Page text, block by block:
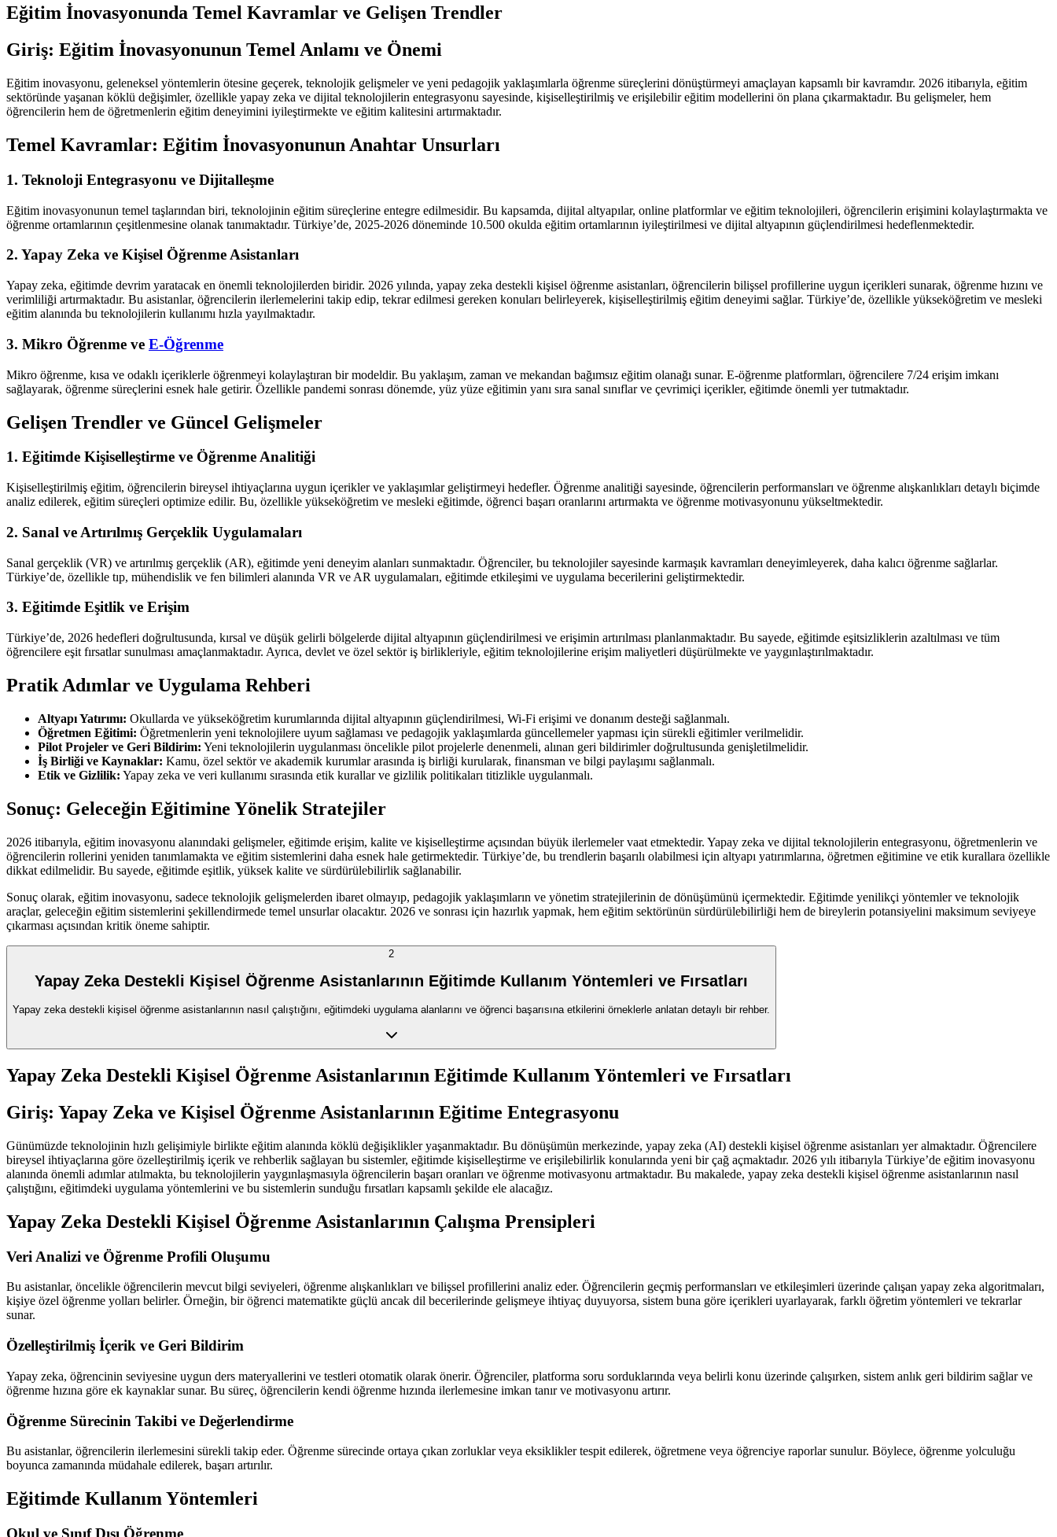
Eğitim İnovasyonunda Temel Kavramlar ve Gelişen Trendler
Giriş: Eğitim İnovasyonunun Temel Anlamı ve Önemi
Eğitim inovasyonu, geleneksel yöntemlerin ötesine geçerek, teknolojik gelişmeler ve yeni pedagojik yaklaşımlarla öğrenme süreçlerini dönüştürmeyi amaçlayan kapsamlı bir kavramdır. 2026 itibarıyla, eğitim
sektöründe yaşanan köklü değişimler, özellikle yapay zeka ve dijital teknolojilerin entegrasyonu sayesinde, kişiselleştirilmiş ve erişilebilir eğitim modellerini ön plana çıkarmaktadır. Bu gelişmeler, hem
öğrencilerin hem de öğretmenlerin eğitim deneyimini iyileştirmekte ve eğitim kalitesini artırmaktadır.
Temel Kavramlar: Eğitim İnovasyonunun Anahtar Unsurları
1. Teknoloji Entegrasyonu ve Dijitalleşme
Eğitim inovasyonunun temel taşlarından biri, teknolojinin eğitim süreçlerine entegre edilmesidir. Bu kapsamda, dijital altyapılar, online platformlar ve eğitim teknolojileri, öğrencilerin erişimini kolaylaştırmakta ve
öğrenme ortamlarının çeşitlenmesine olanak tanımaktadır. Türkiye’de, 2025-2026 döneminde 10.500 okulda eğitim ortamlarının iyileştirilmesi ve dijital altyapının güçlendirilmesi hedeflenmektedir.
2. Yapay Zeka ve Kişisel Öğrenme Asistanları
Yapay zeka, eğitimde devrim yaratacak en önemli teknolojilerden biridir. 2026 yılında, yapay zeka destekli kişisel öğrenme asistanları, öğrencilerin bilişsel profillerine uygun içerikleri sunarak, öğrenme hızını ve
verimliliği artırmaktadır. Bu asistanlar, öğrencilerin ilerlemelerini takip edip, tekrar edilmesi gereken konuları belirleyerek, kişiselleştirilmiş eğitim deneyimi sağlar. Türkiye’de, özellikle yükseköğretim ve mesleki
eğitim alanında bu teknolojilerin kullanımı hızla yayılmaktadır.
3. Mikro Öğrenme ve E-Öğrenme
Mikro öğrenme, kısa ve odaklı içeriklerle öğrenmeyi kolaylaştıran bir modeldir. Bu yaklaşım, zaman ve mekandan bağımsız eğitim olanağı sunar. E-öğrenme platformları, öğrencilere 7/24 erişim imkanı
sağlayarak, öğrenme süreçlerini esnek hale getirir. Özellikle pandemi sonrası dönemde, yüz yüze eğitimin yanı sıra sanal sınıflar ve çevrimiçi içerikler, eğitimde önemli yer tutmaktadır.
Gelişen Trendler ve Güncel Gelişmeler
1. Eğitimde Kişiselleştirme ve Öğrenme Analitiği
Kişiselleştirilmiş eğitim, öğrencilerin bireysel ihtiyaçlarına uygun içerikler ve yaklaşımlar geliştirmeyi hedefler. Öğrenme analitiği sayesinde, öğrencilerin performansları ve öğrenme alışkanlıkları detaylı biçimde
analiz edilerek, eğitim süreçleri optimize edilir. Bu, özellikle yükseköğretim ve mesleki eğitimde, öğrenci başarı oranlarını artırmakta ve öğrenme motivasyonunu yükseltmektedir.
2. Sanal ve Artırılmış Gerçeklik Uygulamaları
Sanal gerçeklik (VR) ve artırılmış gerçeklik (AR), eğitimde yeni deneyim alanları sunmaktadır. Öğrenciler, bu teknolojiler sayesinde karmaşık kavramları deneyimleyerek, daha kalıcı öğrenme sağlarlar.
Türkiye’de, özellikle tıp, mühendislik ve fen bilimleri alanında VR ve AR uygulamaları, eğitimde etkileşimi ve uygulama becerilerini geliştirmektedir.
3. Eğitimde Eşitlik ve Erişim
Türkiye’de, 2026 hedefleri doğrultusunda, kırsal ve düşük gelirli bölgelerde dijital altyapının güçlendirilmesi ve erişimin artırılması planlanmaktadır. Bu sayede, eğitimde eşitsizliklerin azaltılması ve tüm
öğrencilere eşit fırsatlar sunulması amaçlanmaktadır. Ayrıca, devlet ve özel sektör iş birlikleriyle, eğitim teknolojilerine erişim maliyetleri düşürülmekte ve yaygınlaştırılmaktadır.
Pratik Adımlar ve Uygulama Rehberi
Altyapı Yatırımı: Okullarda ve yükseköğretim kurumlarında dijital altyapının güçlendirilmesi, Wi-Fi erişimi ve donanım desteği sağlanmalı.
Öğretmen Eğitimi: Öğretmenlerin yeni teknolojilere uyum sağlaması ve pedagojik yaklaşımlarda güncellemeler yapması için sürekli eğitimler verilmelidir.
Pilot Projeler ve Geri Bildirim: Yeni teknolojilerin uygulanması öncelikle pilot projelerle denenmeli, alınan geri bildirimler doğrultusunda genişletilmelidir.
İş Birliği ve Kaynaklar: Kamu, özel sektör ve akademik kurumlar arasında iş birliği kurularak, finansman ve bilgi paylaşımı sağlanmalı.
Etik ve Gizlilik: Yapay zeka ve veri kullanımı sırasında etik kurallar ve gizlilik politikaları titizlikle uygulanmalı.
Sonuç: Geleceğin Eğitimine Yönelik Stratejiler
2026 itibarıyla, eğitim inovasyonu alanındaki gelişmeler, eğitimde erişim, kalite ve kişiselleştirme açısından büyük ilerlemeler vaat etmektedir. Yapay zeka ve dijital teknolojilerin entegrasyonu, öğretmenlerin ve
öğrencilerin rollerini yeniden tanımlamakta ve eğitim sistemlerini daha esnek hale getirmektedir. Türkiye’de, bu trendlerin başarılı olabilmesi için altyapı yatırımlarına, öğretmen eğitimine ve etik kurallara özellikle
dikkat edilmelidir. Bu sayede, eğitimde eşitlik, yüksek kalite ve sürdürülebilirlik sağlanabilir.
Sonuç olarak, eğitim inovasyonu, sadece teknolojik gelişmelerden ibaret olmayıp, pedagojik yaklaşımların ve yönetim stratejilerinin de dönüşümünü içermektedir. Eğitimde yenilikçi yöntemler ve teknolojik
araçlar, geleceğin eğitim sistemlerini şekillendirmede temel unsurlar olacaktır. 2026 ve sonrası için hazırlık yapmak, hem eğitim sektörünün sürdürülebilirliği hem de bireylerin potansiyelini maksimum seviyeye
çıkarması açısından kritik öneme sahiptir.
2
Yapay Zeka Destekli Kişisel Öğrenme Asistanlarının Eğitimde Kullanım Yöntemleri ve Fırsatları
Yapay zeka destekli kişisel öğrenme asistanlarının nasıl çalıştığını, eğitimdeki uygulama alanlarını ve öğrenci başarısına etkilerini örneklerle anlatan detaylı bir rehber.
Yapay Zeka Destekli Kişisel Öğrenme Asistanlarının Eğitimde Kullanım Yöntemleri ve Fırsatları
Giriş: Yapay Zeka ve Kişisel Öğrenme Asistanlarının Eğitime Entegrasyonu
Günümüzde teknolojinin hızlı gelişimiyle birlikte eğitim alanında köklü değişiklikler yaşanmaktadır. Bu dönüşümün merkezinde, yapay zeka (AI) destekli kişisel öğrenme asistanları yer almaktadır. Öğrencilere
bireysel ihtiyaçlarına göre özelleştirilmiş içerik ve rehberlik sağlayan bu sistemler, eğitimde kişiselleştirme ve erişilebilirlik konularında yeni bir çağ açmaktadır. 2026 yılı itibarıyla Türkiye’de eğitim inovasyonu
alanında önemli adımlar atılmakta, bu teknolojilerin yaygınlaşmasıyla öğrencilerin başarı oranları ve öğrenme motivasyonu artmaktadır. Bu makalede, yapay zeka destekli kişisel öğrenme asistanlarının nasıl
çalıştığını, eğitimdeki uygulama yöntemlerini ve bu sistemlerin sunduğu fırsatları kapsamlı şekilde ele alacağız.
Yapay Zeka Destekli Kişisel Öğrenme Asistanlarının Çalışma Prensipleri
Veri Analizi ve Öğrenme Profili Oluşumu
Bu asistanlar, öncelikle öğrencilerin mevcut bilgi seviyeleri, öğrenme alışkanlıkları ve bilişsel profillerini analiz eder. Öğrencilerin geçmiş performansları ve etkileşimleri üzerinde çalışan yapay zeka algoritmaları,
kişiye özel öğrenme yolları belirler. Örneğin, bir öğrenci matematikte güçlü ancak dil becerilerinde gelişmeye ihtiyaç duyuyorsa, sistem buna göre içerikleri uyarlayarak, farklı öğretim yöntemleri ve tekrarlar
sunar.
Özelleştirilmiş İçerik ve Geri Bildirim
Yapay zeka, öğrencinin seviyesine uygun ders materyallerini ve testleri otomatik olarak önerir. Öğrenciler, platforma soru sorduklarında veya belirli konu üzerinde çalışırken, sistem anlık geri bildirim sağlar ve
öğrenme hızına göre ek kaynaklar sunar. Bu süreç, öğrencilerin kendi öğrenme hızında ilerlemesine imkan tanır ve motivasyonu artırır.
Öğrenme Sürecinin Takibi ve Değerlendirme
Bu asistanlar, öğrencilerin ilerlemesini sürekli takip eder. Öğrenme sürecinde ortaya çıkan zorluklar veya eksiklikler tespit edilerek, öğretmene veya öğrenciye raporlar sunulur. Böylece, öğrenme yolculuğu
boyunca zamanında müdahale edilerek, başarı artırılır.
Eğitimde Kullanım Yöntemleri
Okul ve Sınıf Dışı Öğrenme